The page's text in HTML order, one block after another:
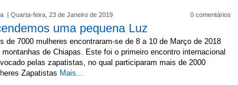
| Quarta-feira, 23 de Janeiro de 2019 0 comentários
uma pequena Luz
de 7000 mulheres encontraram-se de 8 a 10 de Março de 2018
montanhas de Chiapas. Este foi o primeiro encontro internacional
pelas zapatistas, no qual participaram mais de 2000
Zapatistas Mais...